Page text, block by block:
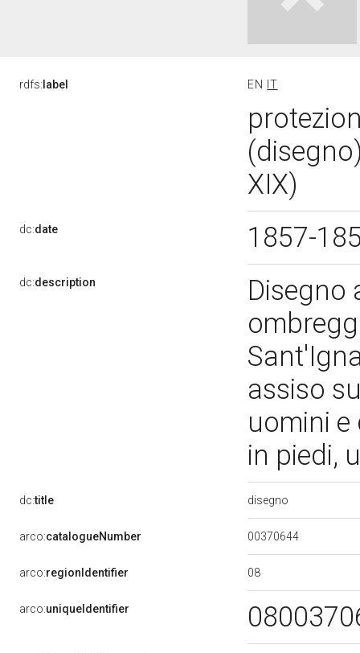
rdfs: label EN IT
XIX)
dc:date 1857-
dc:description
Disegno
assiso
uomini
in piedi,
dc:title disegno
arco:catalogueNumber 00370644
arco:regionIdentifier 08
arco:uniqueIdentifier